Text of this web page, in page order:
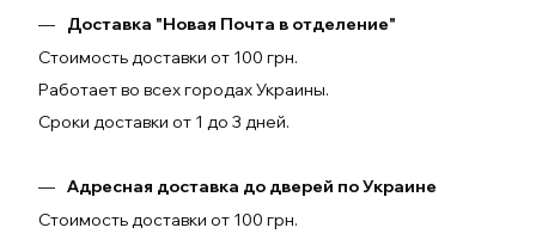
Доставка "Новая Почта в отделение"
Стоимость доставки от 100 грн.
Работает во всех городах Украины.
Сроки доставки от 1 до 3 дней.
Адресная доставка до дверей по Украине
Стоимость доставки от 100 грн.